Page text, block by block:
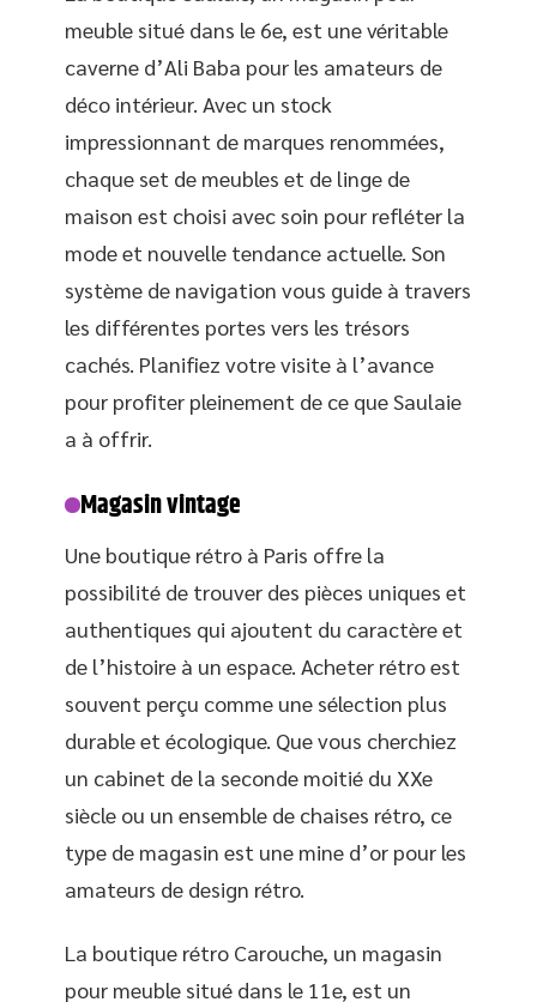
meuble situé dans le 6e, est une véritable
caverne d’Ali Baba pour les amateurs de
déco intérieur. Avec un stock
impressionnant de marques renommées,
chaque set de meubles et de linge de
maison est choisi avec soin pour refléter la
mode et nouvelle tendance actuelle. Son
système de navigation vous guide à travers
les différentes portes vers les trésors
cachés. Planifiez votre visite à l’avance
pour profiter pleinement de ce que Saulaie
a à offrir.
Magasin vintage
Une boutique rétro à Paris offre la
possibilité de trouver des pièces uniques et
authentiques qui ajoutent du caractère et
de l’histoire à un espace. Acheter rétro est
souvent perçu comme une sélection plus
durable et écologique. Que vous cherchiez
un cabinet de la seconde moitié du XXe
siècle ou un ensemble de chaises rétro, ce
type de magasin est une mine d’or pour les
amateurs de design rétro.
La boutique rétro Carouche, un magasin
pour meuble situé dans le 11e, est un